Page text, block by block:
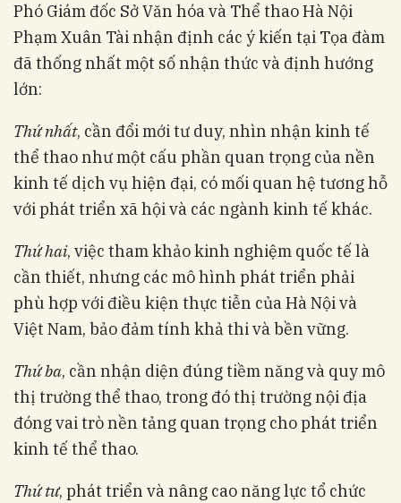
Phó Giám đốc Sở Văn hóa và Thể thao Hà Nội
Phạm Xuân Tài nhận định các ý kiến tại Tọa đàm
đã thống nhất một số nhận thức và định hướng
lớn:
Thứ nhất, cần đổi mới tư duy, nhìn nhận kinh tế
thể thao như một cấu phần quan trọng của nền
kinh tế dịch vụ hiện đại, có mối quan hệ tương hỗ
với phát triển xã hội và các ngành kinh tế khác.
Thứ hai, việc tham khảo kinh nghiệm quốc tế là
cần thiết, nhưng các mô hình phát triển phải
phù hợp với điều kiện thực tiễn của Hà Nội và
Việt Nam, bảo đảm tính khả thi và bền vững.
Thứ ba, cần nhận diện đúng tiềm năng và quy mô
thị trường thể thao, trong đó thị trường nội địa
đóng vai trò nền tảng quan trọng cho phát triển
kinh tế thể thao.
Thứ tư, phát triển và nâng cao năng lực tổ chức